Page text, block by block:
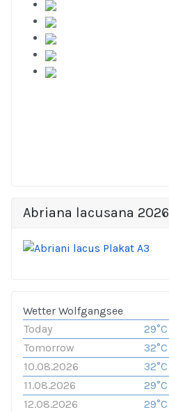
Abriana lacusana 2026
Wetter Wolfgangsee
Today
29°C
Tomorrow
32°C
10.08.2026
32°C
11.08.2026
29°C
12.08.2026
29°C